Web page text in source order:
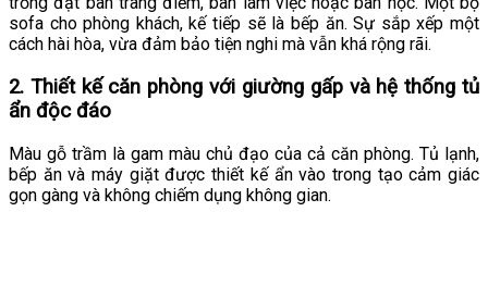
sofa cho phòng khách, kế tiếp sẽ là bếp ăn. Sự sắp xếp một
cách hài hòa, vừa đảm bảo tiện nghi mà vẫn khá rộng rãi.
2. Thiết kế căn phòng với giường gấp và hệ thống tủ
ẩn độc đáo
Màu gỗ trầm là gam màu chủ đạo của cả căn phòng. Tủ lạnh,
bếp ăn và máy giặt được thiết kế ẩn vào trong tạo cảm giác
gọn gàng và không chiếm dụng không gian.